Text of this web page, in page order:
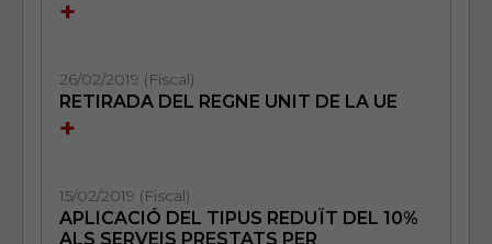
+
26/02/2019 (Fiscal)
RETIRADA DEL REGNE UNIT DE LA UE
+
15/02/2019 (Fiscal)
APLICACIÓ DEL TIPUS REDUÏT DEL 10%
ALS SERVEIS PRESTATS PER